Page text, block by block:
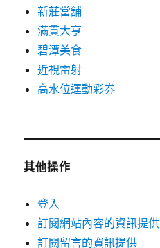
新莊當舖
滿貫大亨
碧潭美食
近視雷射
高水位運動彩券
其他操作
登入
訂閱網站內容的資訊提供
訂閱留言的資訊提供